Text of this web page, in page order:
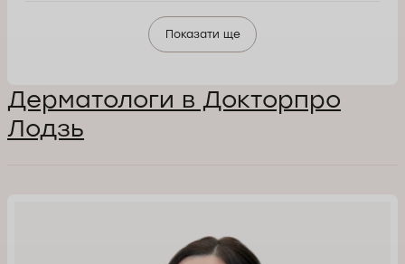
Показати ще
Дерматологи в Докторпро
Лодзь